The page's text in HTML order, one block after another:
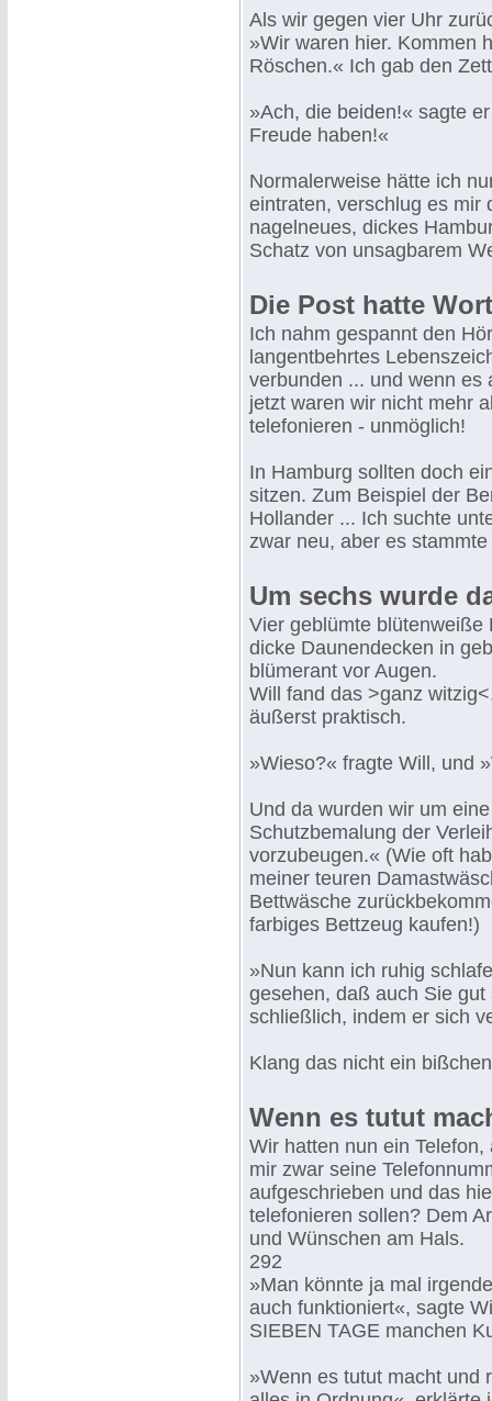
Als wir gegen vier Uhr
»Wir waren hier. Kommen
Röschen.« Ich gab den
»Ach, die beiden!« sagte
Freude haben!«
Normalerweise hätte ich
eintraten, verschlug es mir
nagelneues, dickes
Schatz von unsagbarem
Die Post hatte
Ich nahm gespannt den
langentbehrtes
verbunden ... und wenn es
jetzt waren wir nicht mehr
telefonieren - unmöglich!
In Hamburg sollten doch
sitzen. Zum Beispiel der
Hollander ... Ich suchte
zwar neu, aber es
Um sechs wurde
Vier geblümte blütenweiße
dicke Daunendecken in
blümerant vor Augen.
Will fand das >ganz
äußerst praktisch.
»Wieso?« fragte Will, und
Und da wurden wir um
Schutzbemalung der
vorzubeugen.« (Wie oft
meiner teuren
Bettwäsche
farbiges Bettzeug kaufen!)
»Nun kann ich ruhig
gesehen, daß auch Sie
schließlich, indem er sich
Klang das nicht ein
Wenn es tutut
Wir hatten nun ein
mir zwar seine
aufgeschrieben und das
telefonieren sollen? Dem
und Wünschen am Hals.
292
»Man könnte ja mal
auch funktioniert«, sagte
SIEBEN TAGE manchen
»Wenn es tutut macht und